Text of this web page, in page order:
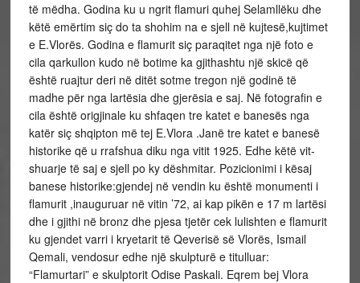
të mëdha. Godina ku u ngrit flamuri quhej Selamllëku dhe
këtë emërtim siç do ta shohim na e sjell në kujtesë,kujtimet
e E.Vlorës. Godina e flamurit siç paraqitet nga një foto e
cila qarkullon kudo në botime ka gjithashtu një skicë që
është ruajtur deri në ditët sotme tregon një godinë të
madhe për nga lartësia dhe gjerësia e saj. Në fotografin e
cila është origjinale ku shfaqen tre katet e banesës nga
katër siç shqipton më tej E.Vlora .Janë tre katet e banesë
historike që u rrafshua diku nga vitit 1925. Edhe këtë vit-
shuarje të saj e sjell po ky dëshmitar. Pozicionimi i kësaj
banese historike:gjendej në vendin ku është monumenti i
flamurit ,inauguruar në vitin ’72, ai kap pikën e 17 m lartësi
dhe i gjithi në bronz dhe pjesa tjetër cek lulishten e flamurit
ku gjendet varri i kryetarit të Qeverisë së Vlorës, Ismail
Qemali, vendosur edhe një skulpturë e titulluar:
“Flamurtari” e skulptorit Odise Paskali. Eqrem bej Vlora